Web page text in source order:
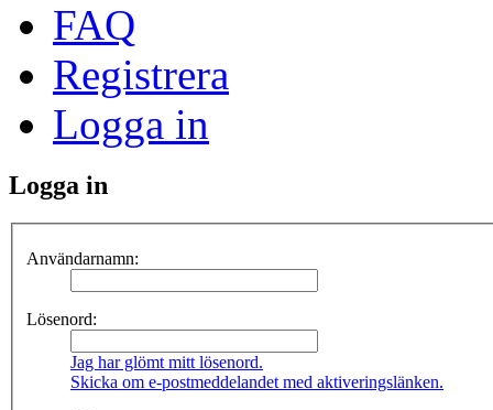
FAQ
Registrera
Logga in
Logga in
Användarnamn:
Lösenord:
Jag har glömt mitt lösenord.
Skicka om e-postmeddelandet med aktiveringslänken.